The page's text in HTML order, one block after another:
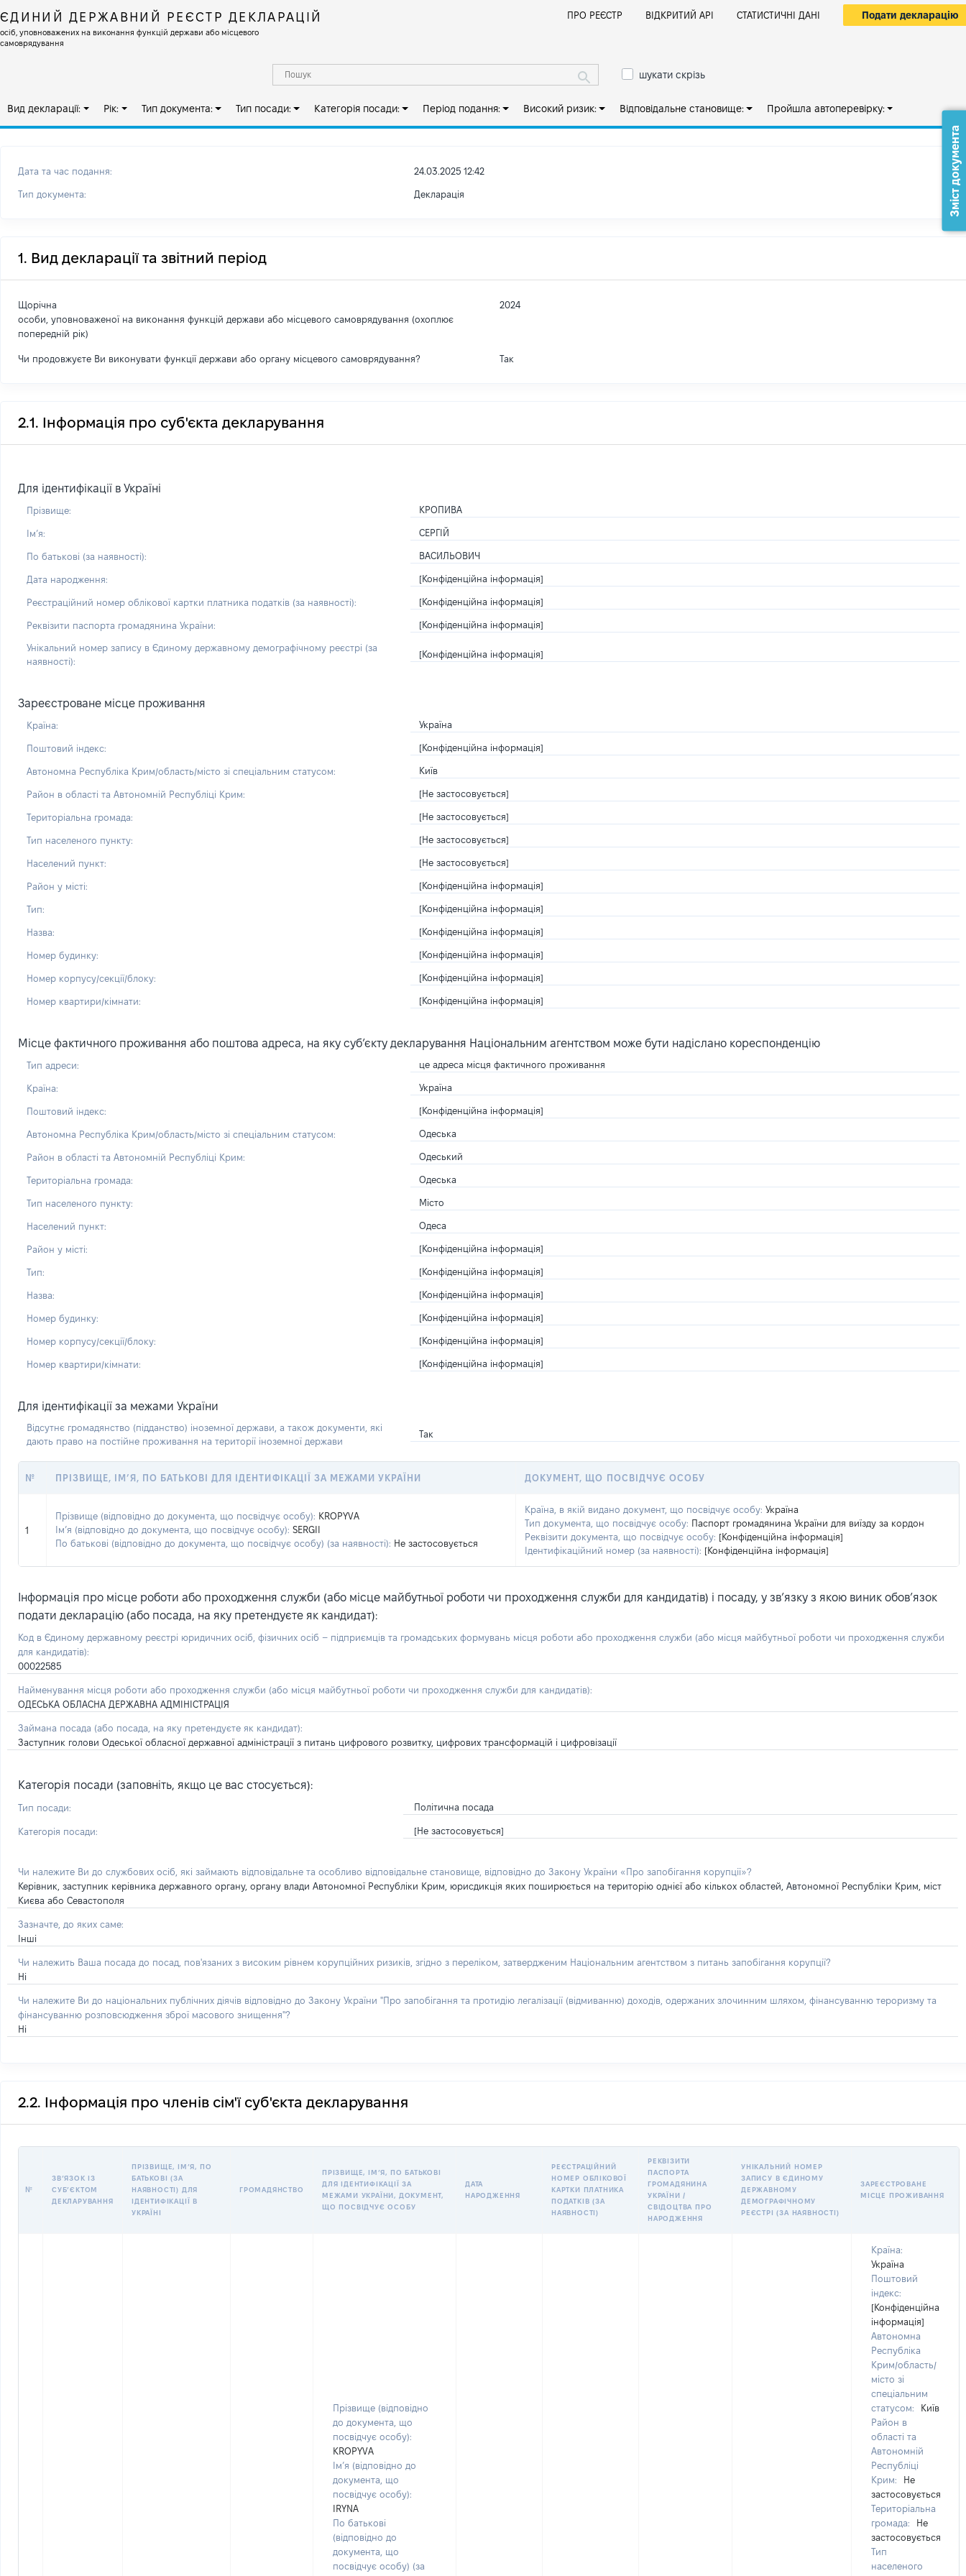
ЄДИНИЙ ДЕРЖАВНИЙ РЕЄСТР ДЕКЛАРАЦІЙ
осіб, уповноважених на виконання функцій держави або місцевого
самоврядування
ПРО РЕЄСТР ВІДКРИТИЙ АРІ СТАТИСТИЧНІ ДАНІ Подати декларацію
шукати скрізь
Вид декларації: Рік: Тип документа: Тип посади: Категорія посади: Період подання: Високий ризик: Відповідальне становище: Пройшла автоперевірку:
Дата та час подання: 24.03.2025 12:42
Тип документа: Декларація
1. Вид декларації та звітний період
Щорічна
особи, уповноваженої на виконання функцій держави або місцевого самоврядування (охоплює
попередній рік)
2024
Чи продовжуєте Ви виконувати функції держави або органу місцевого самоврядування? Так
2.1. Інформація про суб'єкта декларування
Для ідентифікації в Україні
Прізвище: КРОПИВА
Імʼя: СЕРГІЙ
По батькові (за наявності): ВАСИЛЬОВИЧ
Дата народження: [Конфіденційна інформація]
Реєстраційний номер облікової картки платника податків (за наявності): [Конфіденційна інформація]
Реквізити паспорта громадянина України: [Конфіденційна інформація]
Унікальний номер запису в Єдиному державному демографічному реєстрі (за
наявності):
[Конфіденційна інформація]
Зареєстроване місце проживання
Країна: Україна
Поштовий індекс: [Конфіденційна інформація]
Автономна Республіка Крим/область/місто зі спеціальним статусом: Київ
Район в області та Автономній Республіці Крим: [Не застосовується]
Територіальна громада: [Не застосовується]
Тип населеного пункту: [Не застосовується]
Населений пункт: [Не застосовується]
Район у місті: [Конфіденційна інформація]
Тип: [Конфіденційна інформація]
Назва: [Конфіденційна інформація]
Номер будинку: [Конфіденційна інформація]
Номер корпусу/секції/блоку: [Конфіденційна інформація]
Номер квартири/кімнати: [Конфіденційна інформація]
Місце фактичного проживання або поштова адреса, на яку суб’єкту декларування Національним агентством може бути надіслано кореспонденцію
Тип адреси: це адреса місця фактичного проживання
Країна: Україна
Поштовий індекс: [Конфіденційна інформація]
Автономна Республіка Крим/область/місто зі спеціальним статусом: Одеська
Район в області та Автономній Республіці Крим: Одеський
Територіальна громада: Одеська
Тип населеного пункту: Місто
Населений пункт: Одеса
Район у місті: [Конфіденційна інформація]
Тип: [Конфіденційна інформація]
Назва: [Конфіденційна інформація]
Номер будинку: [Конфіденційна інформація]
Номер корпусу/секції/блоку: [Конфіденційна інформація]
Номер квартири/кімнати: [Конфіденційна інформація]
Для ідентифікації за межами України
Відсутнє громадянство (підданство) іноземної держави, а також документи, які
дають право на постійне проживання на території іноземної держави
Так
№ ПРІЗВИЩЕ, ІМ’Я, ПО БАТЬКОВІ ДЛЯ ІДЕНТИФІКАЦІЇ ЗА МЕЖАМИ УКРАЇНИ ДОКУМЕНТ, ЩО ПОСВІДЧУЄ ОСОБУ
1
Прізвище (відповідно до документа, що посвідчує особу): KROPYVA
Ім’я (відповідно до документа, що посвідчує особу): SERGII
По батькові (відповідно до документа, що посвідчує особу) (за наявності): Не застосовується
Країна, в якій видано документ, що посвідчує особу: Україна
Тип документа, що посвідчує особу: Паспорт громадянина України для виїзду за кордон
Реквізити документа, що посвідчує особу: [Конфіденційна інформація]
Ідентифікаційний номер (за наявності): [Конфіденційна інформація]
Інформація про місце роботи або проходження служби (або місце майбутньої роботи чи проходження служби для кандидатів) і посаду, у зв’язку з якою виник обов’язок
подати декларацію (або посада, на яку претендуєте як кандидат):
Код в Єдиному державному реєстрі юридичних осіб, фізичних осіб – підприємців та громадських формувань місця роботи або проходження служби (або місця майбутньої роботи чи проходження служби
для кандидатів):
00022585
Найменування місця роботи або проходження служби (або місця майбутньої роботи чи проходження служби для кандидатів):
ОДЕСЬКА ОБЛАСНА ДЕРЖАВНА АДМІНІСТРАЦІЯ
Займана посада (або посада, на яку претендуєте як кандидат):
Заступник голови Одеської обласної державної адміністрації з питань цифрового розвитку, цифрових трансформацій і цифровізації
Категорія посади (заповніть, якщо це вас стосується):
Тип посади: Політична посада
Категорія посади: [Не застосовується]
Чи належите Ви до службових осіб, які займають відповідальне та особливо відповідальне становище, відповідно до Закону України «Про запобігання корупції»?
Керівник, заступник керівника державного органу, органу влади Автономної Республіки Крим, юрисдикція яких поширюється на територію однієї або кількох областей, Автономної Республіки Крим, міст
Києва або Севастополя
Зазначте, до яких саме:
Інші
Чи належить Ваша посада до посад, пов'язаних з високим рівнем корупційних ризиків, згідно з переліком, затвердженим Національним агентством з питань запобігання корупції?
Ні
Чи належите Ви до національних публічних діячів відповідно до Закону України "Про запобігання та протидію легалізації (відмиванню) доходів, одержаних злочинним шляхом, фінансуванню тероризму та
фінансуванню розповсюдження зброї масового знищення"?
Ні
2.2. Інформація про членів сім'ї суб'єкта декларування
№
ЗВʼЯЗОК ІЗ
СУБʼЄКТОМ
ДЕКЛАРУВАННЯ
ПРІЗВИЩЕ, ІМʼЯ, ПО
БАТЬКОВІ (ЗА
НАЯВНОСТІ) ДЛЯ
ІДЕНТИФІКАЦІЇ В
УКРАЇНІ
ГРОМАДЯНСТВО
ПРІЗВИЩЕ, ІМʼЯ, ПО БАТЬКОВІ
ДЛЯ ІДЕНТИФІКАЦІЇ ЗА
МЕЖАМИ УКРАЇНИ, ДОКУМЕНТ,
ЩО ПОСВІДЧУЄ ОСОБУ
ДАТА
НАРОДЖЕННЯ
РЕЄСТРАЦІЙНИЙ
НОМЕР ОБЛІКОВОЇ
КАРТКИ ПЛАТНИКА
ПОДАТКІВ (ЗА
НАЯВНОСТІ)
РЕКВІЗИТИ
ПАСПОРТА
ГРОМАДЯНИНА
УКРАЇНИ /
СВІДОЦТВА ПРО
НАРОДЖЕННЯ
УНІКАЛЬНИЙ НОМЕР
ЗАПИСУ В ЄДИНОМУ
ДЕРЖАВНОМУ
ДЕМОГРАФІЧНОМУ
РЕЄСТРІ (ЗА НАЯВНОСТІ)
ЗАРЕЄСТРОВАНЕ
МІСЦЕ ПРОЖИВАННЯ
Прізвище (відповідно
до документа, що
посвідчує особу):
KROPYVA
Ім’я (відповідно до
документа, що
посвідчує особу):
IRYNA
По батькові
(відповідно до
документа, що
посвідчує особу) (за
Країна:
Україна
Поштовий
індекс:
[Конфіденційна
інформація]
Автономна
Республіка
Крим/область/
місто зі
спеціальним
статусом:
Київ
Район в
області та
Автономній
Республіці
Крим:
Не
застосовується
Територіальна
громада:
Не
застосовується
Тип
населеного
Зміст документа